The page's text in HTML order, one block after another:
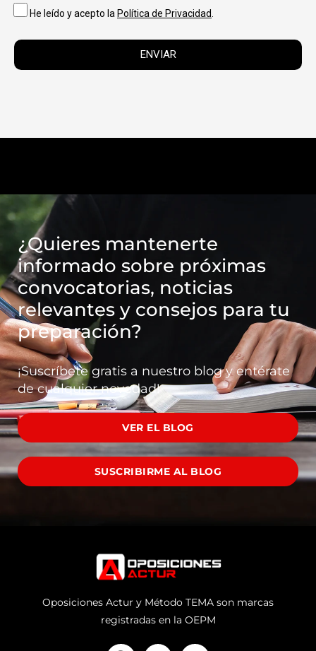
He leído y acepto la Política de Privacidad.
¿Quieres mantenerte
informado sobre próximas
convocatorias, noticias
relevantes y consejos para tu
preparación?
¡Suscríbete gratis a nuestro blog y entérate
de cualquier novedad!
VER EL BLOG
SUSCRIBIRME AL BLOG
Oposiciones Actur y Método TEMA son marcas
registradas en la OEPM